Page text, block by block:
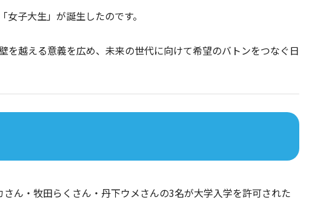
子大生」が誕生したのです。
を越える意義を広め、未来の世代に向けて希望のバトンをつなぐ日
さん・牧田らくさん・丹下ウメさんの3名が大学入学を許可された